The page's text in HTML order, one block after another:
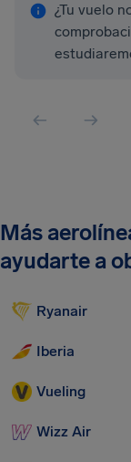
¿Tu vuelo
Más
ayudarte a
Ryanair
Iberia
Vueling
Wizz Air